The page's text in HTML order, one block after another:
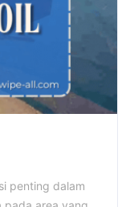
penting dalam